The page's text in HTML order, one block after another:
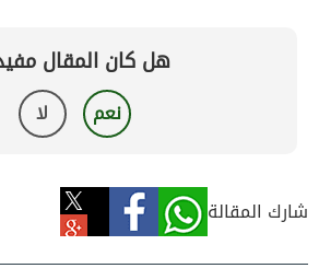
هل كان المقال
نعم لا
شارك المقالة